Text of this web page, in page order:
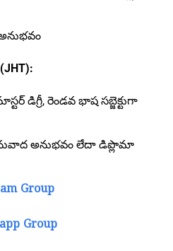
డిగ్రీ, రెండవ భాష సబ్జెక్టుగా
అనుభవం లేదా డిప్లొమా
Group
Group